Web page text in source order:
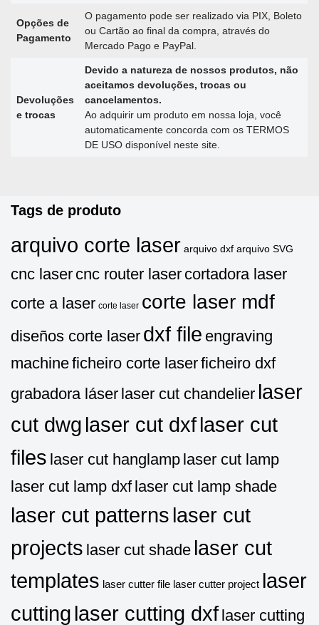
Opções de
Pagamento
O pagamento pode ser realizado via PIX, Boleto
ou Cartão ao final da compra, através do
Mercado Pago e PayPal.
Devoluções
e trocas
Devido a natureza de nossos produtos, não
aceitamos devoluções, trocas ou
cancelamentos.
Ao adquirir um produto em nossa loja, você
automaticamente concorda com os TERMOS
DE USO disponível neste site.
Tags de produto
arquivo corte laser arquivo dxf arquivo SVG
cnc laser cnc router laser cortadora laser
corte a laser corte laser corte laser mdf
diseños corte laser dxf file engraving
machineficheiro corte laserficheiro dxf
grabadora láser laser cut chandelier laser
cut dwg laser cut dxflaser cut
files laser cut hanglamp laser cut lamp
laser cut lamp dxf laser cut lamp shade
laser cut patterns laser cut
projects laser cut shade laser cut
templates laser cutter file laser cutter project laser
cutting laser cutting dxf laser cutting